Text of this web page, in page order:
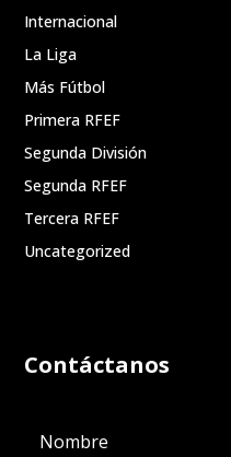
Internacional
La Liga
Más Fútbol
Primera RFEF
Segunda División
Segunda RFEF
Tercera RFEF
Uncategorized
Contáctanos